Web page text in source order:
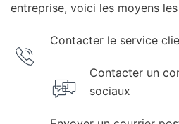
entreprise, voici les moyens
Contacter le service
Contacter un
sociaux